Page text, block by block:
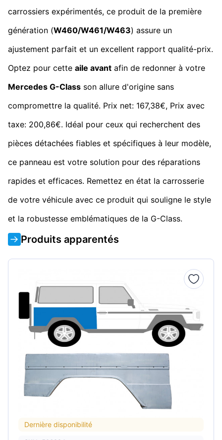
carrossiers expérimentés, ce produit de la première
génération (W460/W461/W463) assure un
ajustement parfait et un excellent rapport qualité-prix.
Optez pour cette aile avant afin de redonner à votre
Mercedes G-Class son allure d'origine sans
compromettre la qualité. Prix net: 167,38€, Prix avec
taxe: 200,86€. Idéal pour ceux qui recherchent des
pièces détachées fiables et spécifiques à leur modèle,
ce panneau est votre solution pour des réparations
rapides et efficaces. Remettez en état la carrosserie
de votre véhicule avec ce produit qui souligne le style
et la robustesse emblématiques de la G-Class.
Produits apparentés
Dernière disponibilité